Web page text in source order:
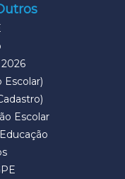
Escolar)
Escolar